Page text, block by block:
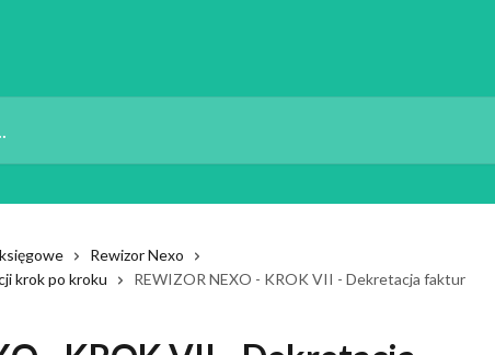
Rewizor Nexo
krok po kroku
REWIZOR NEXO - KROK VII - Dekretacja faktur